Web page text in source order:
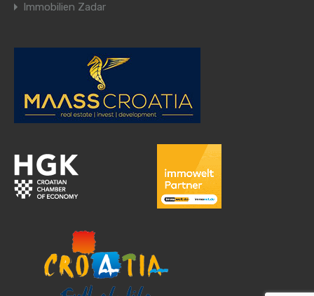
Immobilien Zadar